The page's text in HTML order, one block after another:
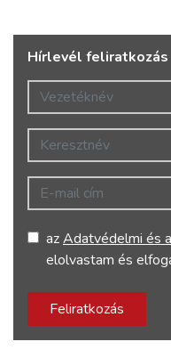
Hírlevél feliratkozás
Vezetéknév
Keresztnév
E-mail cím
azAdatvédelmi és
elolvastam és
Feliratkozás